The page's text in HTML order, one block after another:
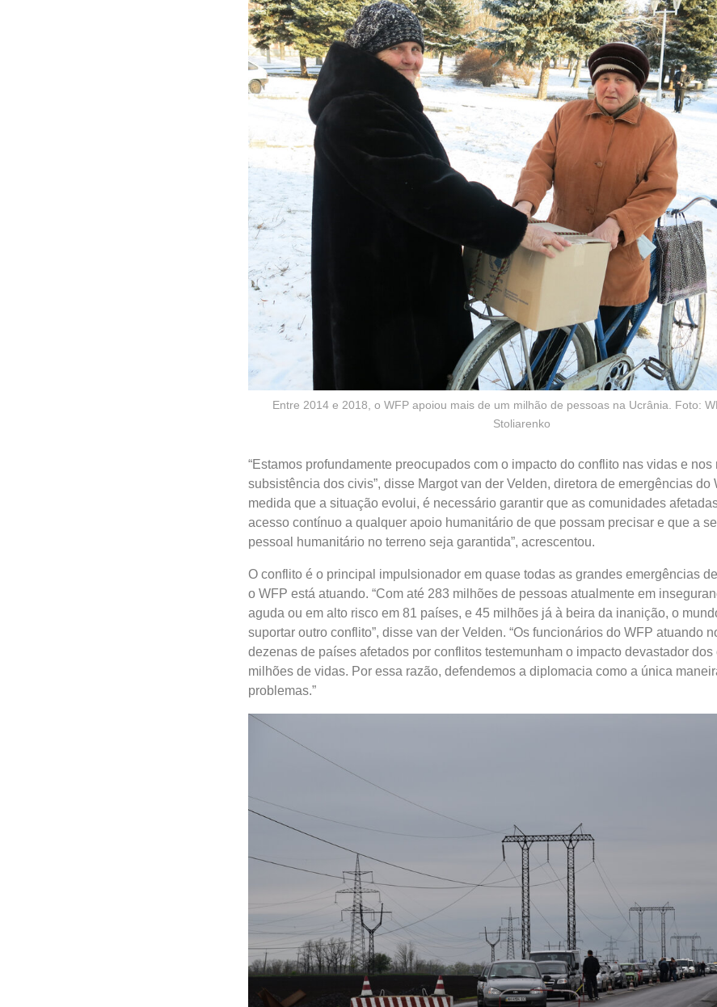
Entre 2014 e 2018, o WFP apoiou mais de um milhão de pessoas na Ucrânia. Foto:
Stoliarenko
“Estamos profundamente preocupados com o impacto do conflito nas vidas e nos
subsistência dos civis”, disse Margot van der Velden, diretora de emergências do
medida que a situação evolui, é necessário garantir que as comunidades
acesso contínuo a qualquer apoio humanitário de que possam precisar e que a
pessoal humanitário no terreno seja garantida”, acrescentou.
O conflito é o principal impulsionador em quase todas as grandes emergências
o WFP está atuando. “Com até 283 milhões de pessoas atualmente em
aguda ou em alto risco em 81 países, e 45 milhões já à beira da inanição, o
suportar outro conflito”, disse van der Velden. “Os funcionários do WFP atuando
dezenas de países afetados por conflitos testemunham o impacto devastador dos
milhões de vidas. Por essa razão, defendemos a diplomacia como a única
problemas.”